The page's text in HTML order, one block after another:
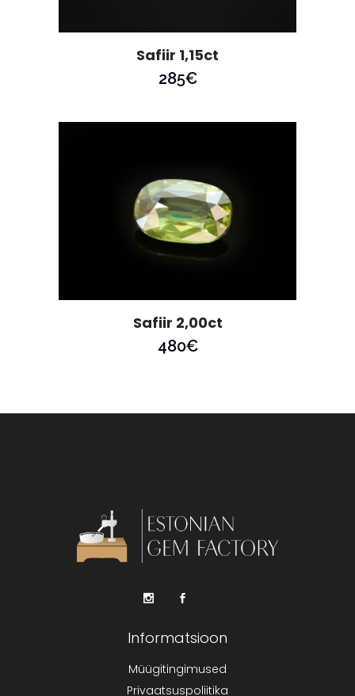
Safiir 1,15ct
285€
Safiir 2,00ct
480€
Informatsioon
Müügitingimused
Privaatsuspoliitika